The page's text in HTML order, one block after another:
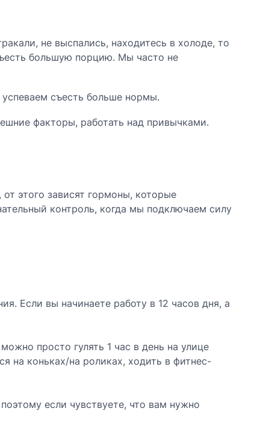
не выспались, находитесь в холоде, то
большую порцию. Мы часто не
успеваем съесть больше нормы.
факторы, работать над привычками.
этого зависят гормоны, которые
контроль, когда мы подключаем силу
Если вы начинаете работу в 12 часов дня, а
просто гулять 1 час в день на улице
на коньках/на роликах, ходить в фитнес-
если чувствуете, что вам нужно